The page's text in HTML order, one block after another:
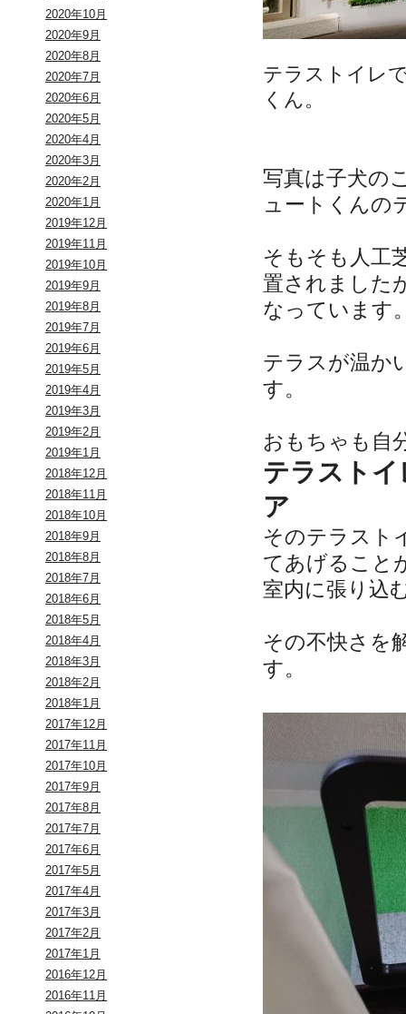
2020年10月
2020年9月
2020年8月
2020年7月
2020年6月
2020年5月
2020年4月
2020年3月
2020年2月
2020年1月
2019年12月
2019年11月
2019年10月
2019年9月
2019年8月
2019年7月
2019年6月
2019年5月
2019年4月
2019年3月
2019年2月
2019年1月
2018年12月
2018年11月
2018年10月
2018年9月
2018年8月
2018年7月
2018年6月
2018年5月
2018年4月
2018年3月
2018年2月
2018年1月
2017年12月
2017年11月
2017年10月
2017年9月
2017年8月
2017年7月
2017年6月
2017年5月
2017年4月
2017年3月
2017年2月
2017年1月
2016年12月
2016年11月
テラストイレ
くん。
写真は子犬の
ュートくんの
そもそも人工
置されました
なっています
テラスが温か
す。
おもちゃも自
テラスト
ア
そのテラスト
てあげること
室内に張り込
その不快さを
す。